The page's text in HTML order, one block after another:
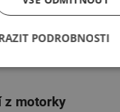
zrychlení, zatáčky
do jejich řešení
musí sedět
z motorky
PODROBNOSTI